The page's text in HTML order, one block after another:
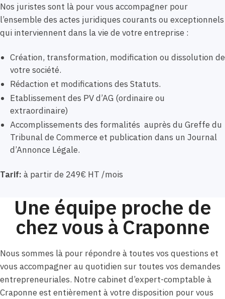
Nos juristes sont là pour vous accompagner pour
l’ensemble des actes juridiques courants ou exceptionnels
qui interviennent dans la vie de votre entreprise :
Création, transformation, modification ou dissolution de
votre société.
Rédaction et modifications des Statuts.
Etablissement des PV d’AG (ordinaire ou
extraordinaire)
Accomplissements des formalités auprès du Greffe du
Tribunal de Commerce et publication dans un Journal
d’Annonce Légale.
Tarif: à partir de 249€ HT /mois
Une équipe proche de
chez vous à Craponne
Nous sommes là pour répondre à toutes vos questions et
vous accompagner au quotidien sur toutes vos demandes
entrepreneuriales. Notre cabinet d’expert-comptable à
Craponne est entièrement à votre disposition pour vous